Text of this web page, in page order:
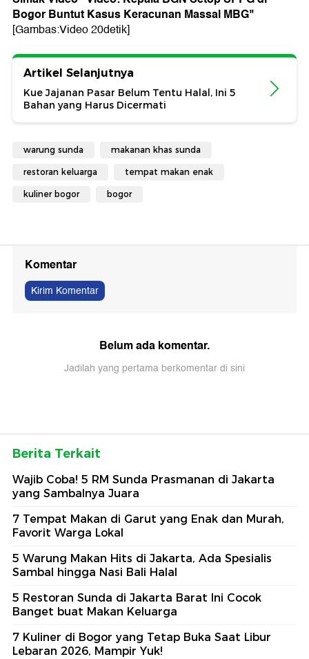
Bogor Buntut Kasus Keracunan Massal MBG"
[Gambas:Video 20detik]
Artikel Selanjutnya
Kue Jajanan Pasar Belum Tentu Halal, Ini 5
Bahan yang Harus Dicermati
warung sunda makanan khas sunda
restoran keluarga tempat makan enak
kuliner bogor bogor
Komentar
Kirim Komentar
Belum ada komentar.
Jadilah yang pertama berkomentar di sini
Berita Terkait
Wajib Coba! 5 RM Sunda Prasmanan di Jakarta
yang Sambalnya Juara
7 Tempat Makan di Garut yang Enak dan Murah,
Favorit Warga Lokal
5 Warung Makan Hits di Jakarta, Ada Spesialis
Sambal hingga Nasi Bali Halal
5 Restoran Sunda di Jakarta Barat Ini Cocok
Banget buat Makan Keluarga
7 Kuliner di Bogor yang Tetap Buka Saat Libur
Lebaran 2026, Mampir Yuk!